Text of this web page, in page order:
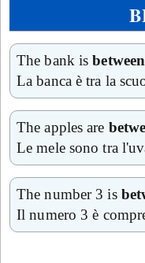
The bank isbetween
La banca è tra la
The apples are
Le mele sono tra
The number 3 is
Il numero 3 è